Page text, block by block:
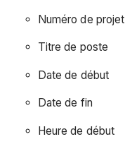
Numéro de projet
Titre de poste
Date de début
Date de fin
Heure de début